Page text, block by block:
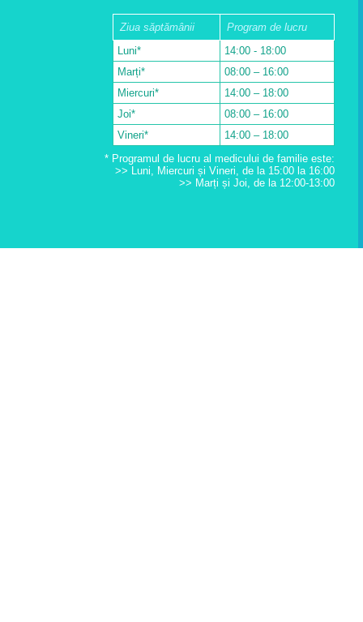
Ziua săptămânii
Program de lucru
Luni*
14:00 - 18:00
Marți*
08:00 – 16:00
Miercuri*
14:00 – 18:00
Joi*
08:00 – 16:00
Vineri*
14:00 – 18:00
* Programul de lucru al medicului de familie este:
>> Luni, Miercuri și Vineri, de la 15:00 la 16:00
>> Marți și Joi, de la 12:00-13:00